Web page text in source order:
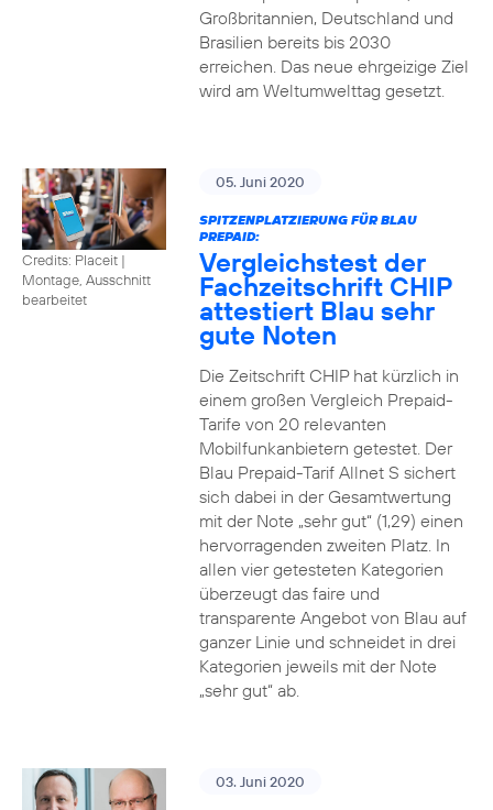
Großbritannien, Deutschland und
Brasilien bereits bis 2030
erreichen. Das neue ehrgeizige Ziel
wird am Weltumwelttag gesetzt.
Credits: Placeit |
Montage, Ausschnitt
bearbeitet
05. Juni 2020
SPITZENPLATZIERUNG FÜR BLAU
PREPAID:
Vergleichstest der
Fachzeitschrift CHIP
attestiert Blau sehr
gute Noten
Die Zeitschrift CHIP hat kürzlich in
einem großen Vergleich Prepaid-
Tarife von 20 relevanten
Mobilfunkanbietern getestet. Der
Blau Prepaid-Tarif Allnet S sichert
sich dabei in der Gesamtwertung
mit der Note „sehr gut“ (1,29) einen
hervorragenden zweiten Platz. In
allen vier getesteten Kategorien
überzeugt das faire und
transparente Angebot von Blau auf
ganzer Linie und schneidet in drei
Kategorien jeweils mit der Note
„sehr gut“ ab.
03. Juni 2020